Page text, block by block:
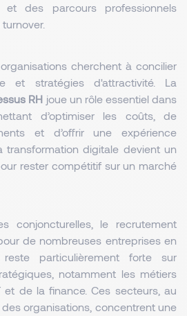
des parcours professionnels
cherchent à concilier
et stratégies d'attractivité. La
RH joue un rôle essentiel dans
d’optimiser les coûts, de
et d’offrir une expérience
transformation digitale devient un
rester compétitif sur un marché
conjoncturelles, le recrutement
de nombreuses entreprises en
particulièrement forte sur
notamment les métiers
et de la finance. Ces secteurs, au
organisations, concentrent une